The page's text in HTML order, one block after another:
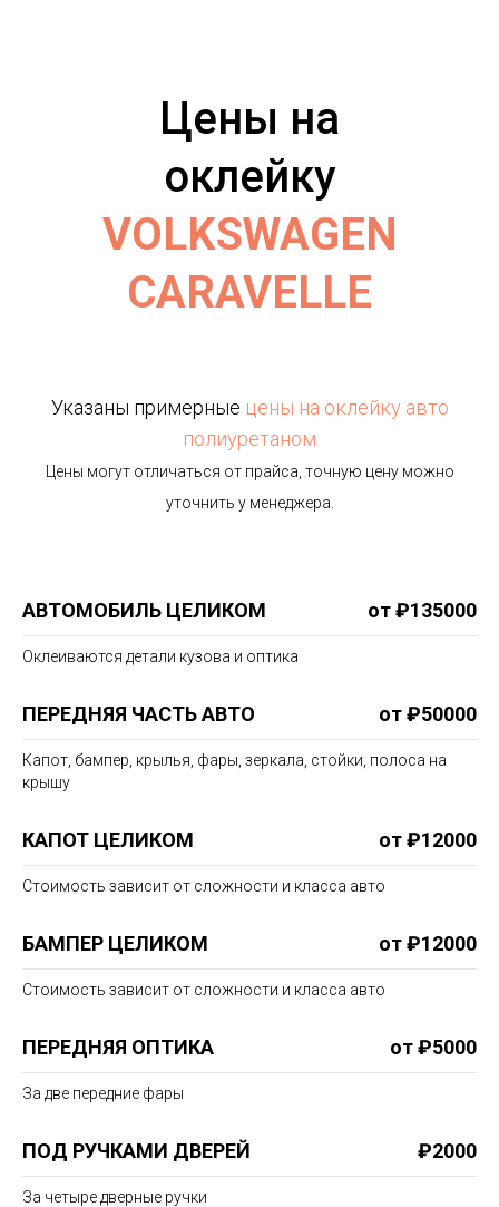
Цены на
оклейку
VOLKSWAGEN
CARAVELLE
Указаны примерные цены на оклейку авто
полиуретаном
Цены могут отличаться от прайса, точную цену можно
уточнить у менеджера.
АВТОМОБИЛЬ ЦЕЛИКОМ от ₽135000
Оклеиваются детали кузова и оптика
ПЕРЕДНЯЯ ЧАСТЬ АВТО от ₽50000
Капот, бампер, крылья, фары, зеркала, стойки, полоса на
крышу
КАПОТ ЦЕЛИКОМ от ₽12000
Стоимость зависит от сложности и класса авто
БАМПЕР ЦЕЛИКОМ от ₽12000
Стоимость зависит от сложности и класса авто
ПЕРЕДНЯЯ ОПТИКА от ₽5000
За две передние фары
ПОД РУЧКАМИ ДВЕРЕЙ ₽2000
За четыре дверные ручки